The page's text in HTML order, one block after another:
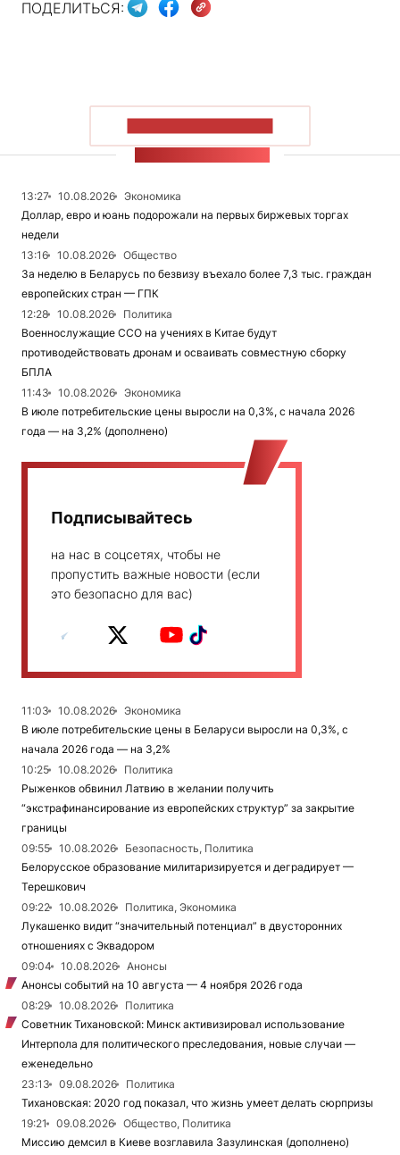
ПОДЕЛИТЬСЯ:
13:27 10.08.2026
Экономика
Доллар, евро и юань подорожали на первых биржевых торгах
недели
13:16
10.08.2026
Общество
За неделю в Беларусь по безвизу въехало более 7,3 тыс. граждан
европейских стран — ГПК
12:28
10.08.2026
Политика
Военнослужащие ССО на учениях в Китае будут
противодействовать дронам и осваивать совместную сборку
БПЛА
11:43
10.08.2026
Экономика
В июле потребительские цены выросли на 0,3%, с начала 2026
года — на 3,2% (дополнено)
Подписывайтесь
на нас в соцсетях, чтобы не
пропустить важные новости (если
это безопасно для вас)
11:03 10.08.2026
Экономика
В июле потребительские цены в Беларуси выросли на 0,3%, с
начала 2026 года — на 3,2%
10:25
10.08.2026
Политика
Рыженков обвинил Латвию в желании получить
“экстрафинансирование из европейских структур” за закрытие
границы
09:55
10.08.2026
Безопасность, Политика
Белорусское образование милитаризируется и деградирует —
Терешкович
09:22
10.08.2026
Политика, Экономика
Лукашенко видит “значительный потенциал” в двусторонних
отношениях с Эквадором
09:04
10.08.2026
Анонсы
Анонсы событий на 10 августа — 4 ноября 2026 года
08:29
10.08.2026
Политика
Советник Тихановской: Минск активизировал использование
Интерпола для политического преследования, новые случаи —
еженедельно
23:13
09.08.2026
Политика
Тихановская: 2020 год показал, что жизнь умеет делать сюрпризы
19:21
09.08.2026
Общество, Политика
Миссию демсил в Киеве возглавила Зазулинская (дополнено)